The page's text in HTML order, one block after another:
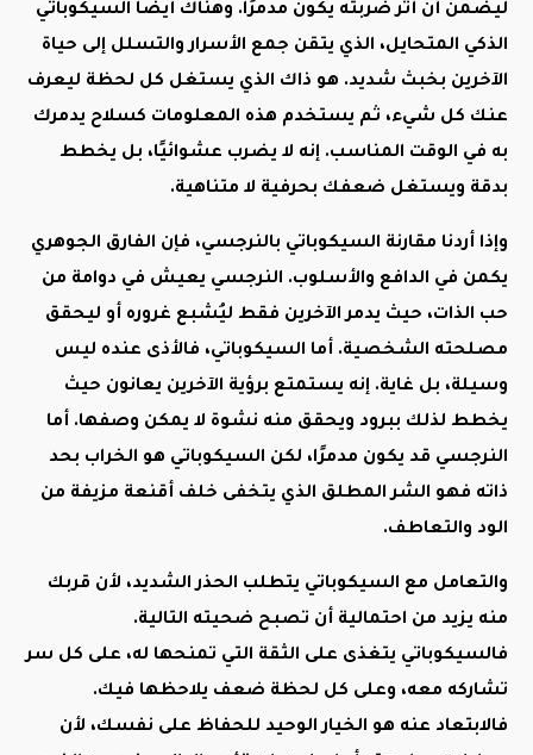
ليضمن أن أثر ضربته يكون مدمرًا. وهناك أيضًا السيكوباتي
الذكي المتحايل، الذي يتقن جمع الأسرار والتسلل إلى حياة
الآخرين بخبث شديد. هو ذاك الذي يستغل كل لحظة ليعرف
عنك كل شيء، ثم يستخدم هذه المعلومات كسلاح يدمرك
به في الوقت المناسب. إنه لا يضرب عشوائيًا، بل يخطط
بدقة ويستغل ضعفك بحرفية لا متناهية.
وإذا أردنا مقارنة السيكوباتي بالنرجسي، فإن الفارق الجوهري
يكمن في الدافع والأسلوب. النرجسي يعيش في دوامة من
حب الذات، حيث يدمر الآخرين فقط ليُشبع غروره أو ليحقق
مصلحته الشخصية. أما السيكوباتي، فالأذى عنده ليس
وسيلة، بل غاية. إنه يستمتع برؤية الآخرين يعانون حيث
يخطط لذلك ببرود ويحقق منه نشوة لا يمكن وصفها. أما
النرجسي قد يكون مدمرًا، لكن السيكوباتي هو الخراب بحد
ذاته فهو الشر المطلق الذي يتخفى خلف أقنعة مزيفة من
الود والتعاطف.
والتعامل مع السيكوباتي يتطلب الحذر الشديد، لأن قربك
منه يزيد من احتمالية أن تصبح ضحيته التالية.
فالسيكوباتي يتغذى على الثقة التي تمنحها له، على كل سر
تشاركه معه، وعلى كل لحظة ضعف يلاحظها فيك.
فالابتعاد عنه هو الخيار الوحيد للحفاظ على نفسك، لأن